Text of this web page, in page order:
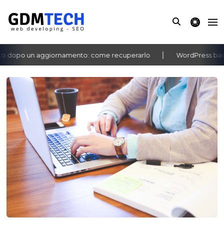
theme
un aggiornamento: come recuperarlo WordPress
‹ ›